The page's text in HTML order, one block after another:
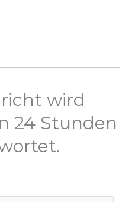
wird
24 Stunden